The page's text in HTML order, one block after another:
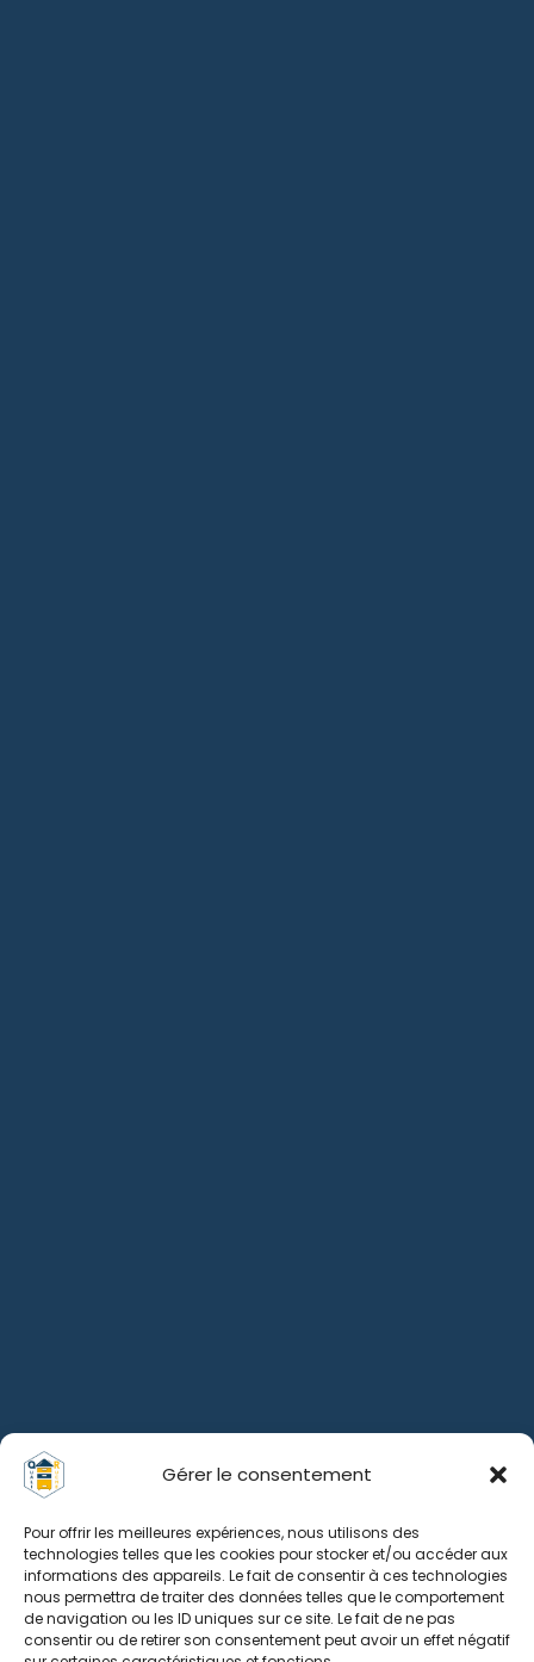
Gérer le consentement
Pour offrir les meilleures expériences, nous utilisons des
technologies telles que les cookies pour stocker et/ou accéder aux
informations des appareils. Le fait de consentir à ces technologies
nous permettra de traiter des données telles que le comportement
de navigation ou les ID uniques sur ce site. Le fait de ne pas
consentir ou de retirer son consentement peut avoir un effet négatif